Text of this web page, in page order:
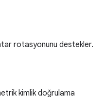
rotasyonunu destekler.
kimlik doğrulama